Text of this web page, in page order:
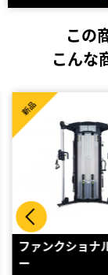
この
こんな
ファンクショナ
ー
新品